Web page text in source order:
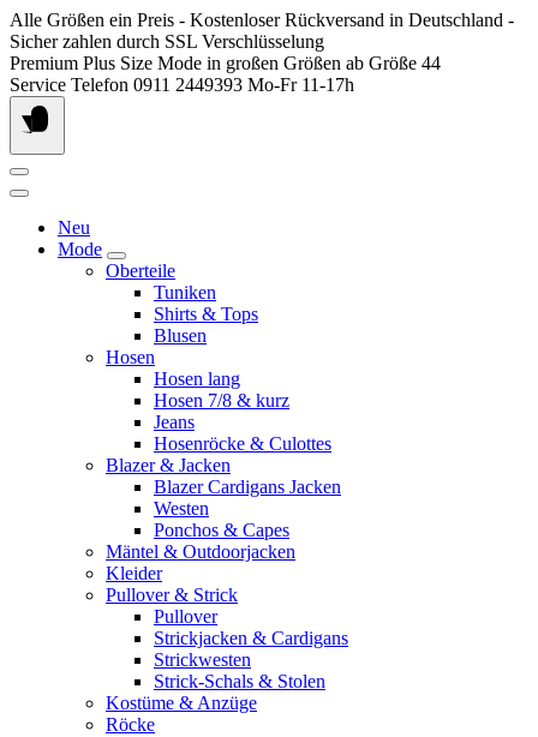
Springen
Sie
zum
Inhalt
Alle Größen ein Preis - Kostenloser Rückversand in Deutschland -
Sicher zahlen durch SSL Verschlüsselung
Premium Plus Size Mode in großen Größen ab Größe 44
Service Telefon 0911 2449393 Mo-Fr 11-17h
Neu
Mode
Oberteile
Tuniken
Shirts & Tops
Blusen
Hosen
Hosen lang
Hosen 7/8 & kurz
Jeans
Hosenröcke & Culottes
Blazer & Jacken
Blazer Cardigans Jacken
Westen
Ponchos & Capes
Mäntel & Outdoorjacken
Kleider
Pullover & Strick
Pullover
Strickjacken & Cardigans
Strickwesten
Strick-Schals & Stolen
Kostüme & Anzüge
Röcke